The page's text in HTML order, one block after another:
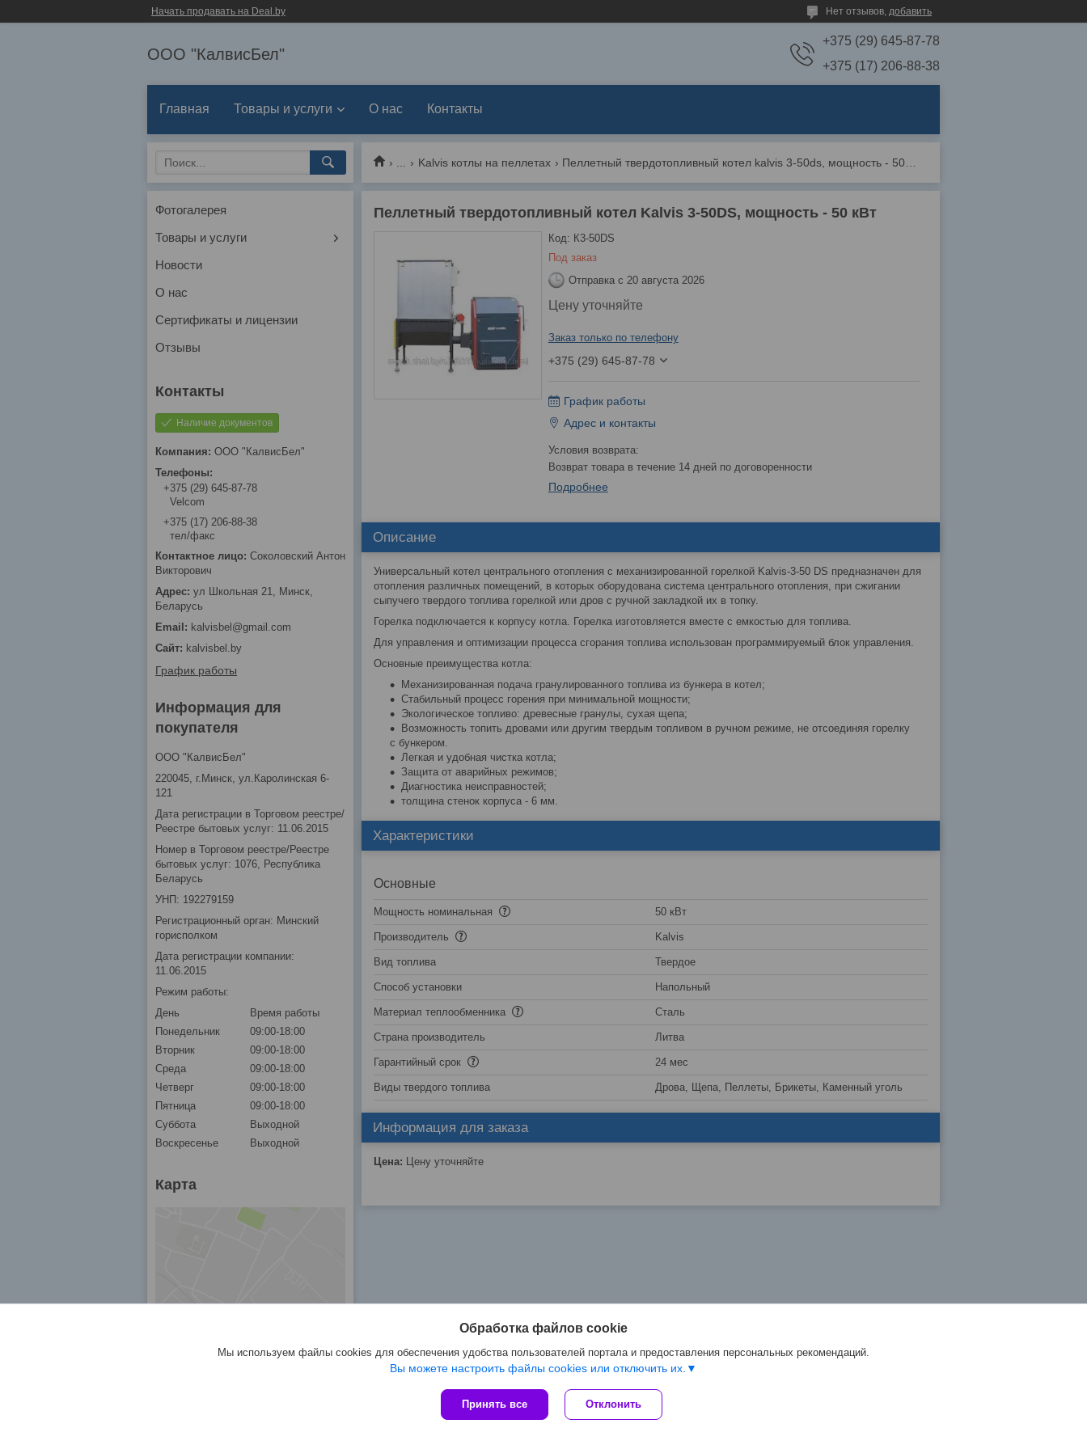
Начать продавать на Deal.by Нет отзывов, добавить
ООО "КалвисБел"
+375 (29) 645-87-78
+375 (17) 206-88-38
Главная Товары и услуги О нас Контакты
Kalvis котлы на пеллетах
Пеллетный твердотопливный котел Kalvis 3-50DS, мощность - 50 кВт
Под заказ
Код: К3-50DS
Отправка с 20 августа 2026
Цену уточняйте
Заказ только по телефону
+375 (29) 645-87-78
График работы
Адрес и контакты
возврат товара в течение 14 дней по договоренности
Подробнее
Описание
Универсальный котел центрального отопления с механизированной горелкой Kalvis-3-50 DS предназначен для
отопления различных помещений, в которых оборудована система центрального отопления, при сжигании
сыпучего твердого топлива горелкой или дров с ручной закладкой их в топку.
Горелка подключается к корпусу котла. Горелка изготовляется вместе с емкостью для топлива.
Для управления и оптимизации процесса сгорания топлива использован программируемый блок управления.
Основные преимущества котла:
Механизированная подача гранулированного топлива из бункера в котел;
Стабильный процесс горения при минимальной мощности;
Экологическое топливо: древесные гранулы, сухая щепа;
Возможность топить дровами или другим твердым топливом в ручном режиме, не отсоединяя горелку
с бункером.
Легкая и удобная чистка котла;
Защита от аварийных режимов;
Диагностика неисправностей;
толщина стенок корпуса - 6 мм.
Характеристики
Основные
Мощность номинальная 50 кВт
Производитель Kalvis
Вид топлива Твердое
Способ установки Напольный
Материал теплообменника Сталь
Страна производитель Литва
Гарантийный срок 24 мес
Виды твердого топлива Дрова, Щепа, Пеллеты, Брикеты, Каменный уголь
Информация для заказа
Цена: Цену уточняйте
Фотогалерея
Товары и услуги
Новости
О нас
Сертификаты и лицензии
Отзывы
Наличие документов
ООО "КалвисБел"
+375 (29) 645-87-78
Velcom
+375 (17) 206-88-38
тел/факс
Соколовский Антон
Викторович
ул Школьная 21, Минск,
Беларусь
kalvisbel@gmail.com
kalvisbel.by
График работы
Информация для
покупателя
ООО "КалвисБел"
220045, г.Минск, ул.Каролинская 6-
121
Дата регистрации в Торговом реестре/
Реестре бытовых услуг: 11.06.2015
Номер в Торговом реестре/Реестре
бытовых услуг: 1076, Республика
Беларусь
УНП: 192279159
Регистрационный орган: Минский
горисполком
Дата регистрации компании:
11.06.2015
Режим работы:
День
Время работы
Понедельник
09:00-18:00
Вторник
09:00-18:00
Среда
09:00-18:00
Четверг
09:00-18:00
Пятница
09:00-18:00
Суббота
Выходной
Воскресенье
Выходной
Карта
Сайт создан на платформе Deal.by
Политика обработки файлов cookies
Обработка файлов cookie
Мы используем файлы cookies для обеспечения удобства пользователей портала и предоставления персональных рекомендаций.
Вы можете настроить файлы cookies или отключить их.
Принять все Отклонить